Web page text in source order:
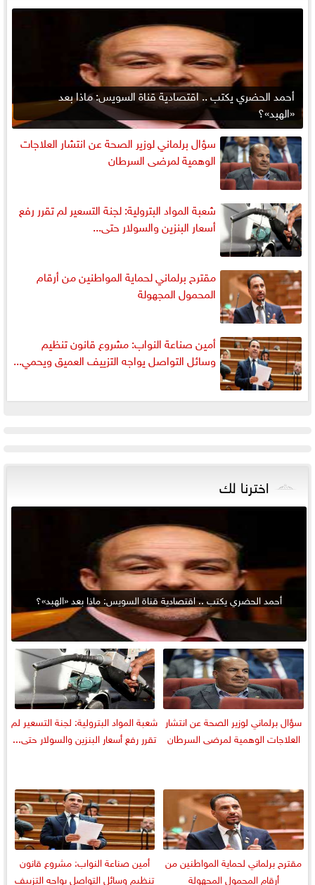
أحمد الحضري يكتب .. اقتصادية قناة السويس: ماذا بعد
«الهبد»؟
سؤال برلماني لوزير الصحة عن انتشار العلاجات
الوهمية لمرضى السرطان
شعبة المواد البترولية: لجنة التسعير لم تقرر رفع
أسعار البنزين والسولار حتى...
مقترح برلماني لحماية المواطنين من أرقام
المحمول المجهولة
أمين صناعة النواب: مشروع قانون تنظيم
وسائل التواصل يواجه التزييف العميق ويحمي...
اخترنا لك
أحمد الحضري يكتب .. اقتصادية قناة السويس: ماذا بعد «الهبد»؟
سؤال برلماني لوزير الصحة عن انتشار
العلاجات الوهمية لمرضى السرطان
شعبة المواد البترولية: لجنة التسعير لم
تقرر رفع أسعار البنزين والسولار حتى...
مقترح برلماني لحماية المواطنين من
أرقام المحمول المجهولة
أمين صناعة النواب: مشروع قانون
تنظيم وسائل التواصل يواجه التزييف